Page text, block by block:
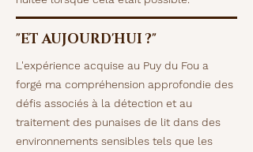
"ET AUJOURD'HUI ?"
L'expérience acquise au Puy du Fou a
forgé ma compréhension approfondie des
défis associés à la détection et au
traitement des punaises de lit dans des
environnements sensibles tels que les